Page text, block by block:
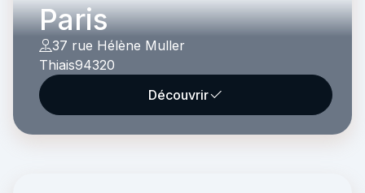
Paris
37 rue Hélène Muller
Thiais94320
Découvrir